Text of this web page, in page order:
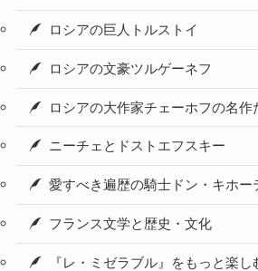
ロシアの巨人トルストイ
ロシアの文豪ツルゲーネフ
ロシアの大作家チェーホフの名作
ニーチェとドストエフスキー
愛すべき遍歴の騎士ドン・キホー
フランス文学と歴史・文化
『レ・ミゼラブル』をもっと楽し